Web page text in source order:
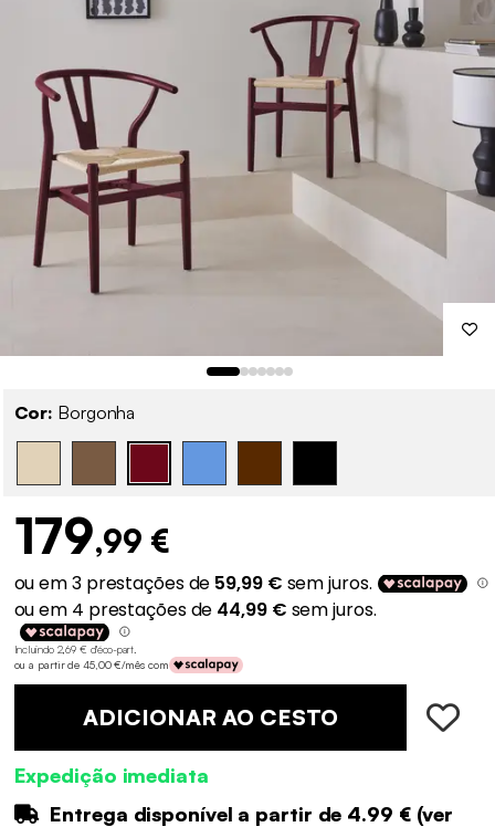
Cor: Borgonha
179,99 €
Incluindo 2,69 € d'éco-part.
ou a partir de 45,00 €/mês com
ADICIONAR AO CESTO
Expedição imediata
Entrega disponível a partir de 4.99 €(ver